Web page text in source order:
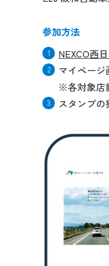
参加方法
NEXCO西
マイペー
※各対象店
スタンプ